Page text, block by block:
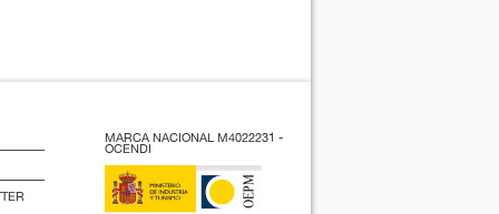
MARCA NACIONAL M4022231 -
OCENDI